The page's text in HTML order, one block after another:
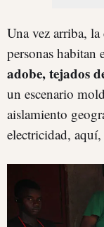
Una vez arriba,
personas habitan
adobe, tejados
un escenario
aislamiento
electricidad,